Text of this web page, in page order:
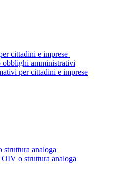
cittadini e imprese
obblighi amministrativi
per cittadini e imprese
analoga
o struttura analoga